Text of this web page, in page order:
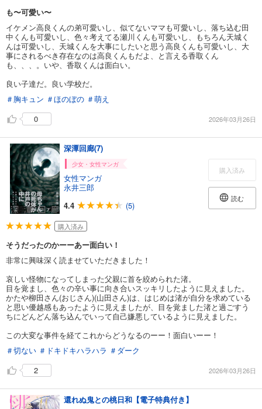
も〜可愛い〜
イケメン高良くんの弟可愛いし、似てないママも可愛いし、落ち込む田
中くんも可愛いし、色々考えてる瀬川くんも可愛いし、もちろん天城く
んは可愛いし、天城くんを大事にしたいと思う高良くんも可愛いし、大
事にされるべき存在なのは高良くんもだよ、と言える香取くん
も、、、。いや、香取くんは面白い。
良い子達だ。良い学校だ。
＃胸キュン ＃ほのぼの ＃萌え
0
2026年03月26日
深潭回廊(7)
少女・女性マンガ
女性マンガ
永井三郎
4.4
(5)
購入済み
読む
購入済み
そうだったのかーーあー面白い！
非常に興味深く読ませていただきました！
哀しい怪物になってしまった父親に首を絞められた渚。
目を覚まし、色々の辛い事に向き合いスッキリしたように見えました。
かたや柳田さん(おじさん)(山田さん)は、はじめは渚が自分を求めている
と思い優越感もあったように見えましたが、目を覚ました渚と過ごすう
ちにどんどん落ち込んでいって自己嫌悪しているように見えました。
この大変な事件を経てこれからどうなるのーー！面白いーー！
＃切ない ＃ドキドキハラハラ ＃ダーク
2
2026年03月26日
還れぬ鬼との桃日和【電子特典付き】